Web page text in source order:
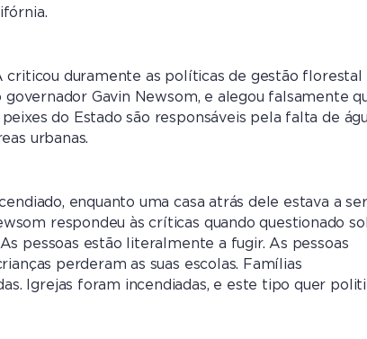
criticou duramente as políticas de gestão florestal
Gavin Newsom, e alegou falsamente
do Estado são responsáveis pela falta de
urbanas.
enquanto uma casa atrás dele estava a ser
respondeu às críticas quando questionado
pessoas estão literalmente a fugir. As pessoas
perderam as suas escolas. Famílias
Igrejas foram incendiadas, e este tipo quer